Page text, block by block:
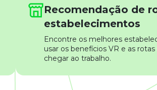
Recomendação de
estabelecimentos
Encontre os melhores
usar os benefícios VR e as
chegar ao trabalho.